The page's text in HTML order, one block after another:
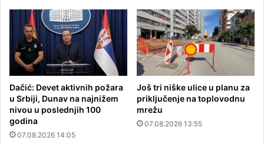
Dačić: Devet aktivnih požara
u Srbiji, Dunav na najnižem
nivou u poslednjih 100
godina
07.08.2026 14:05
Još tri niške ulice u planu za
priključenje na toplovodnu
mrežu
07.08.2026 13:55